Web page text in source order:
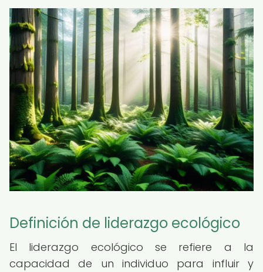
Definición de liderazgo ecológico
El liderazgo ecológico se refiere a la
capacidad de un individuo para influir y